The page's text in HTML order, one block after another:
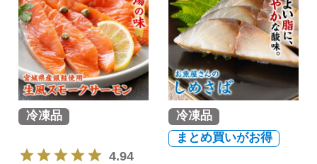
冷凍品
4.94
冷凍品
まとめ買いがお得